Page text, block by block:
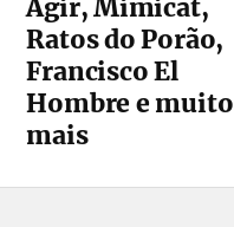
Agir, Mimicat,
Ratos do Porão,
Francisco El
Hombre e muito
mais